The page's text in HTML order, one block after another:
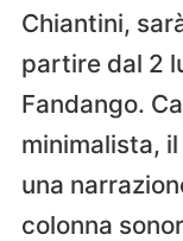
Chiantini,
partire dal 2
Fandango.
minimalista,
una
colonna